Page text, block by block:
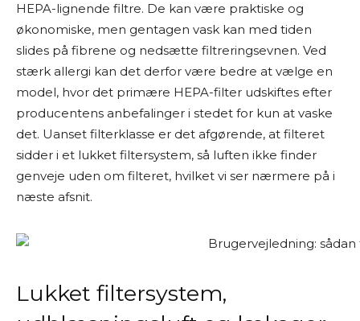
HEPA-lignende filtre. De kan være praktiske og
økonomiske, men gentagen vask kan med tiden
slides på fibrene og nedsætte filtreringsevnen. Ved
stærk allergi kan det derfor være bedre at vælge en
model, hvor det primære HEPA-filter udskiftes efter
producentens anbefalinger i stedet for kun at vaske
det. Uanset filterklasse er det afgørende, at filteret
sidder i et lukket filtersystem, så luften ikke finder
genveje uden om filteret, hvilket vi ser nærmere på i
næste afsnit.
Lukket filtersystem,